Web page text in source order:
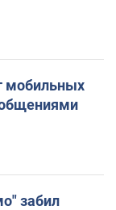
мобильных
забил